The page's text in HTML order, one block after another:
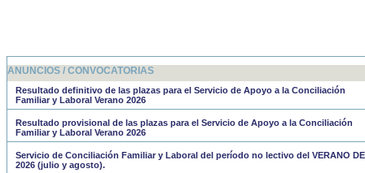
ANUNCIOS / CONVOCATORIAS
Resultado definitivo de las plazas para el Servicio de Apoyo a la Conciliación
Familiar y Laboral Verano 2026
Resultado provisional de las plazas para el Servicio de Apoyo a la Conciliación
Familiar y Laboral Verano 2026
Servicio de Conciliación Familiar y Laboral del período no lectivo del VERANO DE
2026 (julio y agosto).